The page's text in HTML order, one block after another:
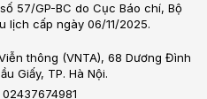
57/GP-BC do Cục Báo chí, Bộ
lịch cấp ngày 06/11/2025.
thông (VNTA), 68 Dương Đình
Giấy, TP. Hà Nội.